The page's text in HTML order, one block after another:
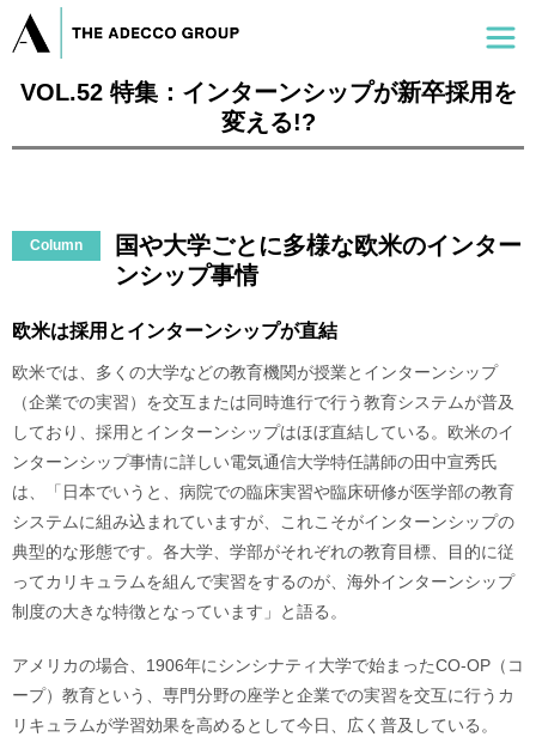
VOL.52 特集：インターンシップが新卒採用を
変える!?
Column
国や大学ごとに多様な欧米のインター
ンシップ事情
欧米は採用とインターンシップが直結
欧米では、多くの大学などの教育機関が授業とインターンシップ
（企業での実習）を交互または同時進行で行う教育システムが普及
しており、採用とインターンシップはほぼ直結している。欧米のイ
ンターンシップ事情に詳しい電気通信大学特任講師の田中宣秀氏
は、「日本でいうと、病院での臨床実習や臨床研修が医学部の教育
システムに組み込まれていますが、これこそがインターンシップの
典型的な形態です。各大学、学部がそれぞれの教育目標、目的に従
ってカリキュラムを組んで実習をするのが、海外インターンシップ
制度の大きな特徴となっています」と語る。
アメリカの場合、1906年にシンシナティ大学で始まったCO-OP（コ
ープ）教育という、専門分野の座学と企業での実習を交互に行うカ
リキュラムが学習効果を高めるとして今日、広く普及している。